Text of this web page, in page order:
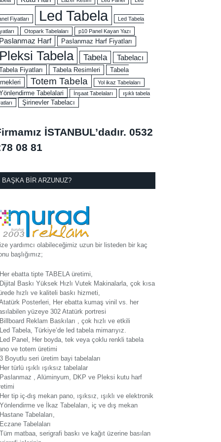
Fiyatları Led Tabela Led Tabela
Otopark Tabelaları p10 Panel Kayan Yazı
Paslanmaz Harf Paslanmaz Harf Fiyatları
Pleksi Tabela Tabela Tabelacı
Fiyatları Tabela Resimleri
Tabela
Totem Tabela Yol ikaz Tabelaları
Tabelalari İnşaat Tabelaları
ışıklı tabela
Şirinevler Tabelacı
İSTANBUL’dadır. 0532
08 81
BAŞKA BIR ARZUNUZ?
yardımcı olabileceğimiz uzun bir listeden bir kaç
başlığımız;
ebatta tipte TABELA üretimi,
Baskı Yüksek Hızlı Vutek Makinalarla, çok kısa
hızlı ve kaliteli baskı hizmeti,
Posterleri, Her ebatta kumaş vinil vs. her
yüzeye 302 Atatürk portresi
Reklam Baskıları , çok hızlı ve etkili
Tabela, Türkiye’de led tabela mimarıyız.
Panel, Her boyda, tek veya çoklu renkli tabela
ve totem üretimi
Boyutlu seri üretim bayi tabelaları
türlü ışıklı ışıksız tabelalar
, Alüminyum, DKP ve Pleksi kutu harf
tip iç-dış mekan pano, ışıksız, ışıklı ve elektronik
ve İkaz Tabelaları, iç ve dış mekan
Tabelaları,
Tabelaları
matbaa, serigrafi baskı ve kağıt üzerine basılan